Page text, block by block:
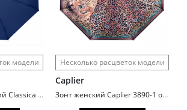
модели
Зонт складной синий Classica 959D
Несколько расцветок модели
Caplier
Зонт женский Caplier 3890-1 облегченный с системой Антиветер